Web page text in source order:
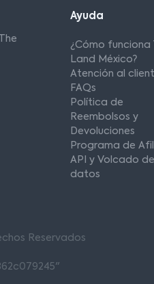
Ayuda
¿Cómo funciona
Land México?
Atención al
FAQs
Política de
Reembolsos y
Devoluciones
Programa de
API y Volcado de
datos
Reservados